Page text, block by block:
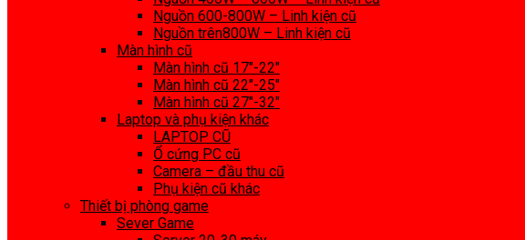
Nguồn 600-800W – Linh kiện cũ
Nguồn trên800W – Linh kiện cũ
Màn hình cũ
Màn hình cũ 17″-22″
Màn hình cũ 22″-25″
Màn hình cũ 27″-32″
Laptop và phụ kiện khác
LAPTOP CŨ
Ổ cứng PC cũ
Camera – đầu thu cũ
Phụ kiện cũ khác
Thiết bị phòng game
Sever Game